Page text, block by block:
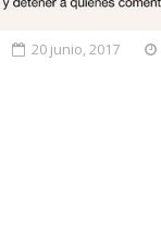
20 junio, 2017